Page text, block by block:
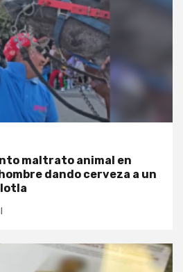
maltrato animal en
dando cerveza a un